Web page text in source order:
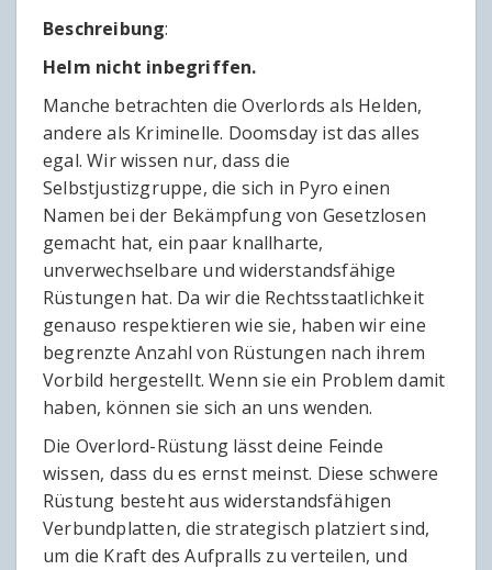
Beschreibung:
Helm nicht inbegriffen.
Manche betrachten die Overlords als Helden,
andere als Kriminelle. Doomsday ist das alles
egal. Wir wissen nur, dass die
Selbstjustizgruppe, die sich in Pyro einen
Namen bei der Bekämpfung von Gesetzlosen
gemacht hat, ein paar knallharte,
unverwechselbare und widerstandsfähige
Rüstungen hat. Da wir die Rechtsstaatlichkeit
genauso respektieren wie sie, haben wir eine
begrenzte Anzahl von Rüstungen nach ihrem
Vorbild hergestellt. Wenn sie ein Problem damit
haben, können sie sich an uns wenden.
Die Overlord-Rüstung lässt deine Feinde
wissen, dass du es ernst meinst. Diese schwere
Rüstung besteht aus widerstandsfähigen
Verbundplatten, die strategisch platziert sind,
um die Kraft des Aufpralls zu verteilen, und